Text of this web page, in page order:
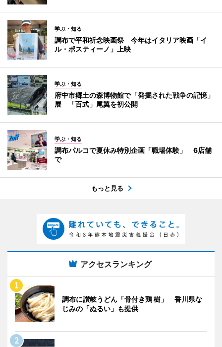
学ぶ・知る
調布で平和祈念映画祭 今年はイタリア映画「イ
ル・ポスティーノ」上映
学ぶ・知る
府中市郷土の森博物館で「発掘された戦争の記憶」
展 「百式」尾翼を初公開
学ぶ・知る
調布パルコで夏休み特別企画「職場体験」 6店舗
で
もっと見る
アクセスランキング
調布に讃岐うどん「骨付き鶏 樹」 香川県な
じみの「ぬるい」も提供